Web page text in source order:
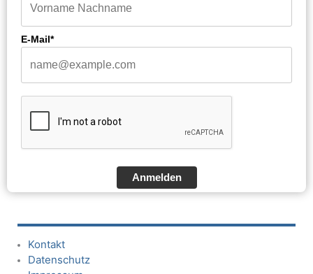
E-Mail*
Anmelden
Kontakt
Datenschutz